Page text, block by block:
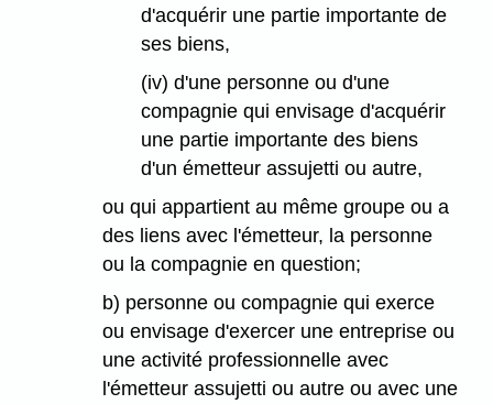
d'acquérir une partie importante de
ses biens,
(iv) d'une personne ou d'une
compagnie qui envisage d'acquérir
une partie importante des biens
d'un émetteur assujetti ou autre,
ou qui appartient au même groupe ou a
des liens avec l'émetteur, la personne
ou la compagnie en question;
b) personne ou compagnie qui exerce
ou envisage d'exercer une entreprise ou
une activité professionnelle avec
l'émetteur assujetti ou autre ou avec une